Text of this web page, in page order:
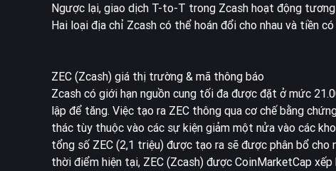
Ngược lại, giao dịch T-to-T trong Zcash hoạt động
Hai loại địa chỉ Zcash có thể hoán đổi cho nhau và tiền
ZEC (Zcash) giá thị trường & mã thông báo
Zcash có giới hạn nguồn cung tối đa được đặt ở mức
lập để tăng. Việc tạo ra ZEC thông qua cơ chế bằng
thác tùy thuộc vào các sự kiện giảm một nửa vào các
tổng số ZEC (2,1 triệu) được tạo ra sẽ được phân bổ
thời điểm hiện tại, ZEC (Zcash) được CoinMarketCap